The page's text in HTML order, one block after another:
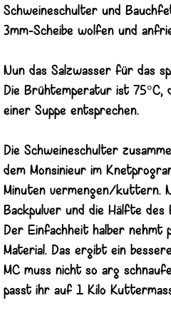
Schweineschulter und
3mm-Scheibe wolfen und
Nun das Salzwasser für das
Die Brühtemperatur ist 75°C,
einer Suppe entsprechen.
Die Schweineschulter
dem Monsinieur im
Minuten vermengen/kuttern.
Backpulver und die Hälfte des
Der Einfachheit halber nehmt
Material. Das ergibt ein
MC muss nicht so arg
passt ihr auf 1 Kilo